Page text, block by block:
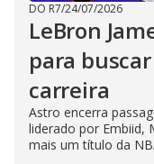
DO R7/24/07/2026
LeBron
para
carreira
Astro encerra
liderado por Embiid,
mais um título da